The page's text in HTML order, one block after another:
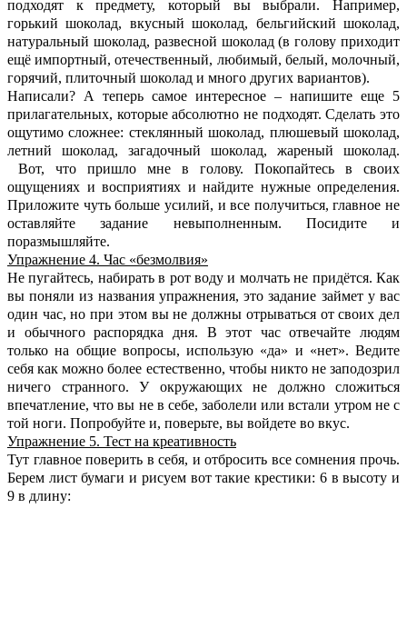
подходят к предмету, который вы выбрали. Например,
горький шоколад, вкусный шоколад, бельгийский шоколад,
натуральный шоколад, развесной шоколад (в голову приходит
ещё импортный, отечественный, любимый, белый, молочный,
горячий, плиточный шоколад и много других вариантов).
Написали? А теперь самое интересное – напишите еще 5
прилагательных, которые абсолютно не подходят. Сделать это
ощутимо сложнее: стеклянный шоколад, плюшевый шоколад,
летний шоколад, загадочный шоколад, жареный шоколад.
Вот, что пришло мне в голову. Покопайтесь в своих
ощущениях и восприятиях и найдите нужные определения.
Приложите чуть больше усилий, и все получиться, главное не
оставляйте задание невыполненным. Посидите и
поразмышляйте.
Упражнение 4. Час «безмолвия»
Не пугайтесь, набирать в рот воду и молчать не придётся. Как
вы поняли из названия упражнения, это задание займет у вас
один час, но при этом вы не должны отрываться от своих дел
и обычного распорядка дня. В этот час отвечайте людям
только на общие вопросы, использую «да» и «нет». Ведите
себя как можно более естественно, чтобы никто не заподозрил
ничего странного. У окружающих не должно сложиться
впечатление, что вы не в себе, заболели или встали утром не с
той ноги. Попробуйте и, поверьте, вы войдете во вкус.
Упражнение 5. Тест на креативность
Тут главное поверить в себя, и отбросить все сомнения прочь.
Берем лист бумаги и рисуем вот такие крестики: 6 в высоту и
9 в длину: